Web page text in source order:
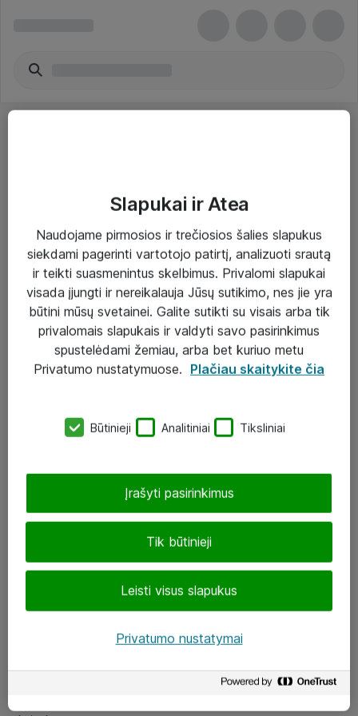
Paslaugos
Sprendimai
Įgyvendinti projektai
Atea ekspertų patarimai verslui
eShop@atea.lt
LinkedIn
Slapukai ir Atea
Naudojame pirmosios ir trečiosios šalies slapukus
siekdami pagerinti vartotojo patirtį, analizuoti srautą
ir teikti suasmenintus skelbimus. Privalomi slapukai
visada įjungti ir nereikalauja Jūsų sutikimo, nes jie yra
būtini mūsų svetainei. Galite sutikti su visais arba tik
privalomais slapukais ir valdyti savo pasirinkimus
spustelėdami žemiau, arba bet kuriuo metu
Privatumo nustatymuose. Plačiau skaitykite čia
Būtinieji Analitiniai Tiksliniai
Tik būtinieji
Leisti visus slapukus
Įrašyti pasirinkimus
Privatumo nustatymai